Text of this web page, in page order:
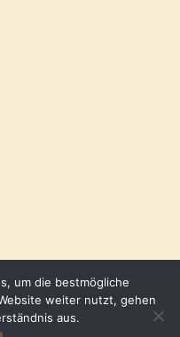
um die bestmögliche
weiter nutzt, gehen
aus.